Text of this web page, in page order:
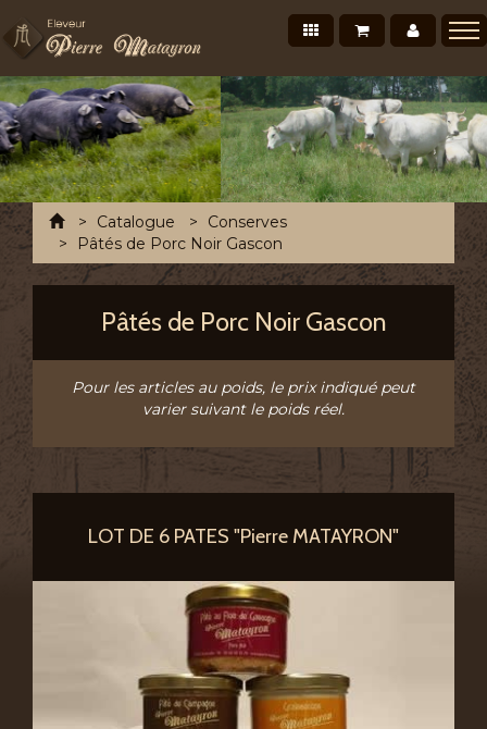
Mon
Mon panier
Nos produits
Présentation
Points de vente Professionnels
Recettes et conseils
Photos/Vidéos
Salons et évènements
Tournée Mensuelle
Chronofresh France
Contact
A découvrir
AccueilCatalogue
Conserves
Pâtés de Porc Noir Gascon
Pâtés de Porc Noir Gascon
Pour les articles au poids, le prix indiqué peut
varier suivant le poids réel.
LOT DE 6 PATES "Pierre MATAYRON"